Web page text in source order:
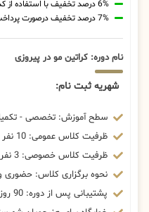
6% درصد تخفیف با استفاده از کد تخفیف 20806
7% درصد تخفیف درصورت پرداخت شهریه با رمزارز
نام دوره: کراتین مو در پیروزی
شهریه ثبت نام:
سطح آموزش: تخصصی -
ظرفیت کلاس عمومی: 10 نفر
ظرفیت کلاس خصوصی: 3 نفر
نحوه برگزاری کلاس: حضوری و
پشتیبانی پس از دوره: 90 روز